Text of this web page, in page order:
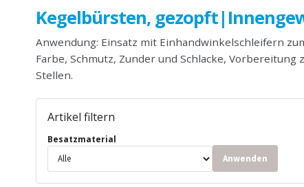
Kegelbürsten,
Anwendung: Einsatz mit Einhandwinkelschleifern
Farbe, Schmutz, Zunder und Schlacke, Vorbereitung
Stellen.
Artikel filtern
Besatzmaterial
Anwenden